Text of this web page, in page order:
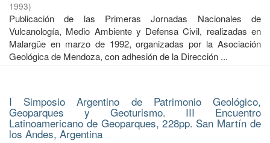
1993)
Publicación de las Primeras Jornadas Nacionales de
Vulcanología, Medio Ambiente y Defensa Civil, realizadas en
Malargüe en marzo de 1992, organizadas por la Asociación
Geológica de Mendoza, con adhesión de la Dirección ...
I Simposio Argentino de Patrimonio Geológico,
Geoparques y Geoturismo. III Encuentro
Latinoamericano de Geoparques, 228pp. San Martín de
los Andes, Argentina